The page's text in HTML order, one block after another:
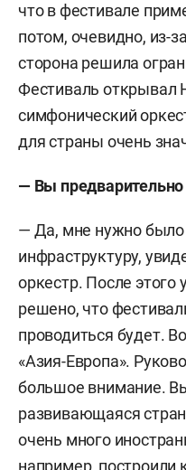
что в фестивале
потом, очевидно, из-
сторона решила
Фестиваль открывал
симфонический
для страны очень
— Вы
— Да, мне нужно
инфраструктуру,
оркестр. После
решено, что
проводиться будет.
«Азия-Европа».
большое внимание.
развивающаяся
очень много
например, построили